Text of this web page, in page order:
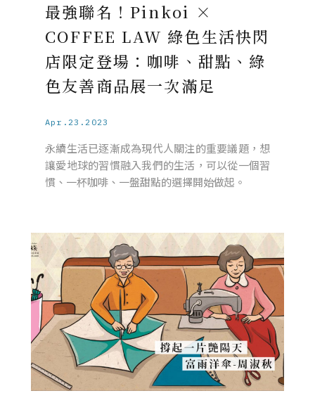
最強聯名！Pinkoi ×
COFFEE LAW 綠色生活快閃
店限定登場：咖啡、甜點、綠
色友善商品展一次滿足
Apr.23.2023
永續生活已逐漸成為現代人關注的重要議題，想
讓愛地球的習慣融入我們的生活，可以從一個習
慣、一杯咖啡、一盤甜點的選擇開始做起。